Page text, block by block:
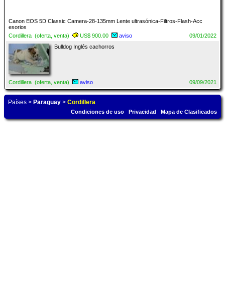
Canon EOS 5D Classic Camera-28-135mm Lente ultrasónica-Filtros-Flash-Acc
esorios
Cordillera (oferta, venta)
US$ 900.00 aviso
09/01/2022
Bulldog Inglés cachorros
Cordillera (oferta, venta) aviso 09/09/2021
Países > Paraguay > Cordillera
Condiciones de uso Privacidad Mapa de Clasificados